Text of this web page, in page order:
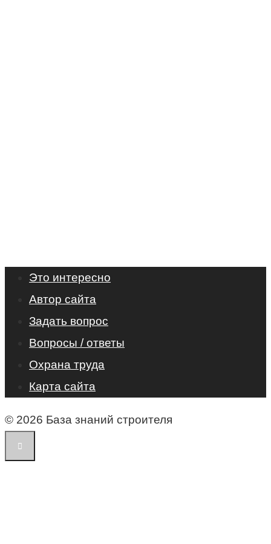
Это интересно
Автор сайта
Задать вопрос
Вопросы / ответы
Охрана труда
Карта сайта
© 2026 База знаний строителя